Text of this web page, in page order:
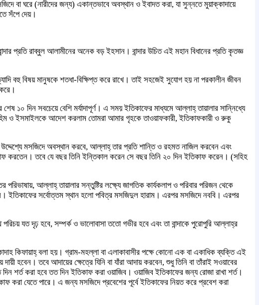
বা ঘরে (নারীদের জন্য) একান্তভাবে অবস্থান ও ইবাদত করা, যা সুন্নতে মুয়াক্কাদায়ে
সঁপে দেয়।
প্রতি রাব্বুল আলামীনের অনেক বড় ইহসান। বান্দার উচিত এই মহান বিধানের প্রতি কৃতজ্ঞ
বহু বিষয় মানুষকে শতধা-বিক্ষিপ্ত করে রাখে। তাই সহজেই সুযোগ হয় না পরকালীন জীবন
১০ দিন সবচেয়ে বেশি মর্যাদাপূর্ণ। এ সময় ইতিকাফের মাধ্যমে আল্লাহ্ তায়ালার সান্নিধ্যে
ও ইসমাইলকে আদেশ করলাম তোমরা আমার গৃহকে তাওয়াফকারী, ইতিকাফকারী ও রুকু
মসজিদে অবস্থান করবে, আল্লাহ্ তার প্রতি শান্তি ও রহমত নাজিল করবেন এবং
করতেন। তবে যে বছর তিনি ইন্তিকাল করেন সে বছর তিনি ২০ দিন ইতিকাফ করেন। (সহিহ
আল্লাহ্ তায়ালার সন্তুষ্টির লক্ষ্যে জাগতিক কার্যকলাপ ও পরিবার পরিজন থেকে
ইতিকাফের সর্বোত্তম স্থান হলো পবিত্র মসজিদুল হারাম। এরপর মসজিদে নববি। এরপর
যত দৃঢ় হবে, সম্পর্ক ও ভালোবাসা ততো গভীর হবে এবং তা বান্দাকে পুরোপুরি আল্লাহ্র
কিফায়াহ্ বলা হয়। গ্রাম-মহল্লা বা এলাকাবাসীর পক্ষে কোনো এক বা একাধিক ব্যক্তি এই
হবেন। তবে আদায়ের ক্ষেত্রে যিনি বা যাঁরা আদায় করবেন, শুধু তিনি বা তাঁরাই সওয়াবের
করা হবে তত দিন ইতিকাফ করা ওয়াজিব। ওয়াজিব ইতিকাফের জন্য রোজা রাখা শর্ত।
যেতে পারে। এ জন্য মসজিদে প্রবেশের পূর্বে ইতিকাফের নিয়ত করে প্রবেশ করা